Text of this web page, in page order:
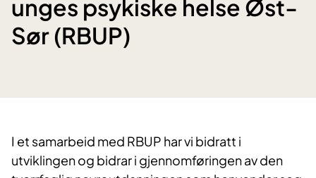
unges psykiske helse Øst-
Sør (RBUP)
​I et samarbeid med RBUP har vi bidratt i
utviklingen og bidrar i gjennomføringen av den